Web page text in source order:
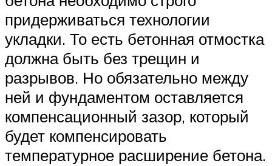
придерживаться технологии
укладки. То есть бетонная отмостка
должна быть без трещин и
разрывов. Но обязательно между
ней и фундаментом оставляется
компенсационный зазор, который
будет компенсировать
температурное расширение бетона.